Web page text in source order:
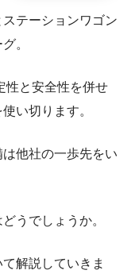
テーションワゴン
。
性と安全性を併せ
い切ります。
他社の一歩先をい
うでしょうか。
解説していきま